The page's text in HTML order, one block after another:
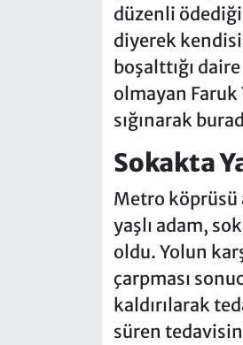
düzenli
diyerek
boşalttığı
olmayan
sığınarak
Sokakta
Metro köprüsü
yaşlı adam,
oldu. Yolun
çarpması
kaldırılarak
süren